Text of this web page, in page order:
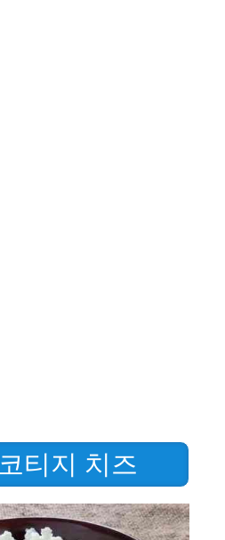
티지 치즈